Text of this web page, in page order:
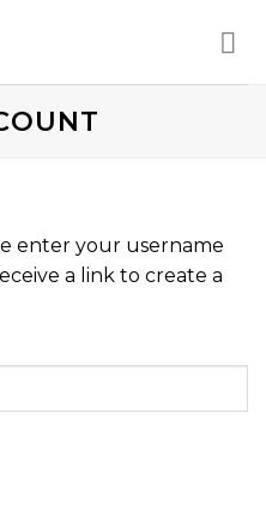
enter your username
a link to create a